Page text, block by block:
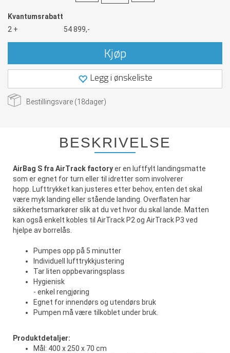
Kvantumsrabatt
2 +
54 899,-
Kjøp
Legg i ønskeliste
Bestillingsvare (18dager)
BESKRIVELSE
AirBag S fra AirTrack factoryer en luftfylt landingsmatte
som er egnet for turn eller til idretter som involverer
hopp. Lufttrykket kan justeres etter behov, enten det skal
være myk landing eller stående landing. Overflaten har
sikkerhetsmarkører slik at du vet hvor du skal lande. Matten
kan også enkelt kobles til AirTrack P2 og AirTrack P3 ved
hjelpe av borrelås.
Pumpes opp på 5 minutter
Individuell lufttrykkjustering
Tar liten oppbevaringsplass
Hygienisk
- enkel rengjøring
Egnet for innendørs og utendørs bruk
Pumpen må være tilkoblet under bruk.
Produktdetaljer:
Mål: 400 x 250 x 70 cm